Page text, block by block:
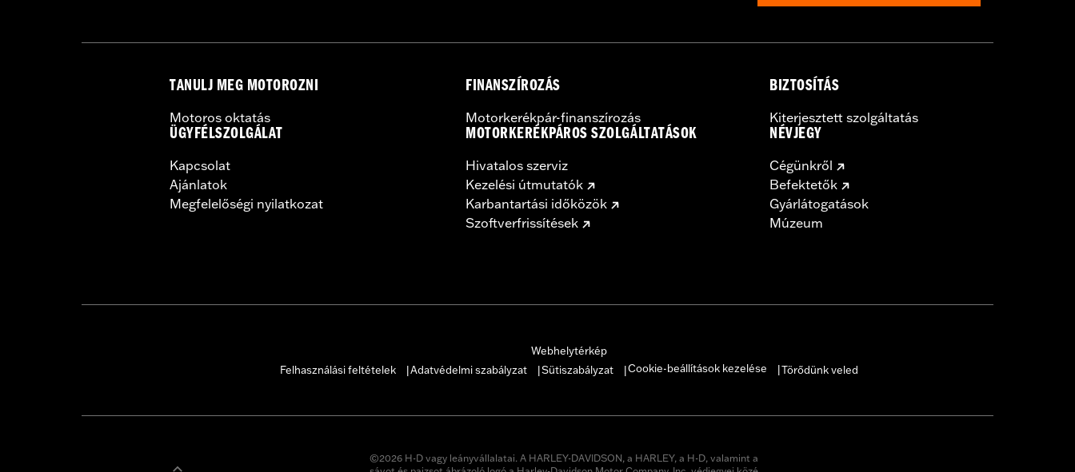
TANULJ MEG MOTOROZNI
Motoros oktatás
ÜGYFÉLSZOLGÁLAT
Kapcsolat
Ajánlatok
Megfelelőségi nyilatkozat
FINANSZÍROZÁS
Motorkerékpár-finanszírozás
MOTORKERÉKPÁROS SZOLGÁLTATÁSOK
Hivatalos szerviz
Kezelési útmutatók
Karbantartási időközök
Szoftverfrissítések
BIZTOSÍTÁS
Kiterjesztett szolgáltatás
NÉVJEGY
Cégünkről
Befektetők
Gyárlátogatások
Múzeum
Webhelytérkép
Felhasználási feltételek
Adatvédelmi szabályzat Sütiszabályzat Cookie-beállítások kezelése Törődünk veled
©2026 H-D vagy leányvállalatai. A HARLEY-DAVIDSON, a HARLEY, a H-D, valamint a